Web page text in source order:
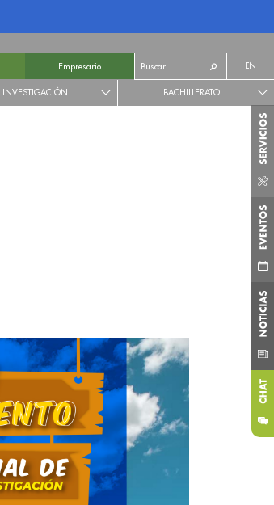
Empresario EN
INVESTIGACIÓN BACHILLERATO